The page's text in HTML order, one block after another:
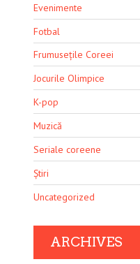
Evenimente
Fotbal
Frumusețile Coreei
Jocurile Olimpice
K-pop
Muzică
Seriale coreene
Știri
Uncategorized
ARCHIVES